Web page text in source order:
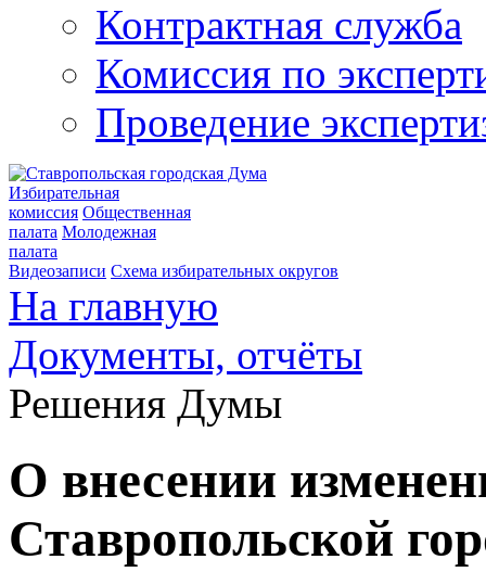
Контрактная служба
Комиссия по
Проведение
Избирательная
комиссия Общественная
палата Молодежная
палата
Видеозаписи Схема избирательных округов
На главную
Документы, отчёты
Решения Думы
О внесении
Ставропольской